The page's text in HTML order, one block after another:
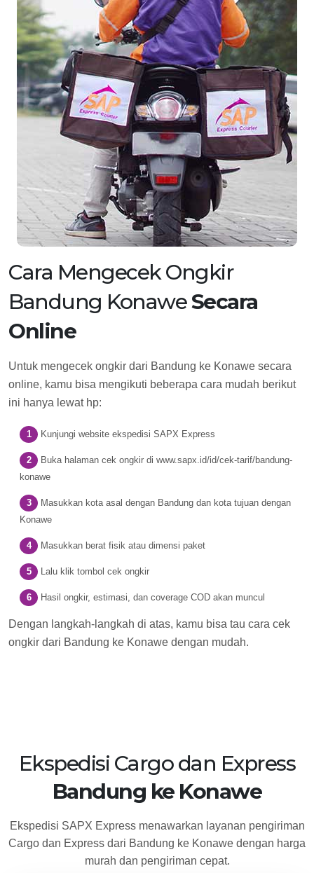
Cara Mengecek Ongkir
Bandung KonaweSecara
Online
Untuk mengecek ongkir dari Bandung ke Konawe secara
online, kamu bisa mengikuti beberapa cara mudah berikut
ini hanya lewat hp:
Kunjungi website ekspedisi SAPX Express
Buka halaman cek ongkir di www.sapx.id/id/cek-tarif/bandung-
konawe
Masukkan kota asal dengan Bandung dan kota tujuan dengan
Konawe
Masukkan berat fisik atau dimensi paket
Lalu klik tombol cek ongkir
Hasil ongkir, estimasi, dan coverage COD akan muncul
Dengan langkah-langkah di atas, kamu bisa tau cara cek
ongkir dari Bandung ke Konawe dengan mudah.
Ekspedisi Cargo dan Express
Bandung ke Konawe
Ekspedisi SAPX Express menawarkan layanan pengiriman
Cargo dan Express dari Bandung ke Konawe dengan harga
murah dan pengiriman cepat.